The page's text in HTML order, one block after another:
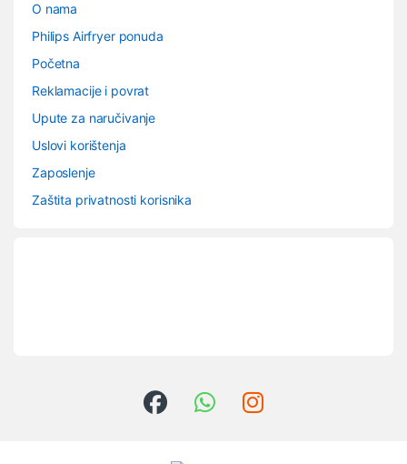
O nama
Philips Airfryer ponuda
Početna
Reklamacije i povrat
Upute za naručivanje
Uslovi korištenja
Zaposlenje
Zaštita privatnosti korisnika